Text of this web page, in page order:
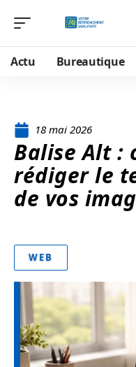
Actu Bureautique
18 mai 2026
Balise Alt :
rédiger le
de vos
WEB